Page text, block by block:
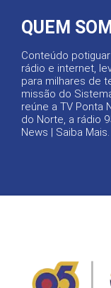
QUEM
Conteúdo
rádio e internet,
para milhares de
missão do
reúne a TV Ponta
do Norte, a rádio
News | Saiba Mais.